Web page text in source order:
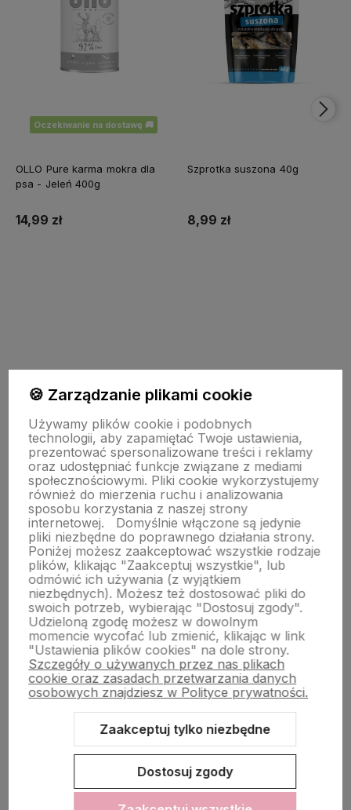
Oczekiwanie na dostawę 🚚
OLLO Pure karma mokra dla
psa - Jeleń 400g
14,99 zł
Szprotka suszona 40g
8,99 zł
Zapisz się do newslettera – Wpisz swój adres e-mail
polityce prywatności
O nas
Obsługa klienta
Pomoc
🍪 Zarządzanie plikami cookie
Używamy plików cookie i podobnych
technologii, aby zapamiętać Twoje ustawienia,
prezentować spersonalizowane treści i reklamy
oraz udostępniać funkcje związane z mediami
społecznościowymi. Pliki cookie wykorzystujemy
również do mierzenia ruchu i analizowania
sposobu korzystania z naszej strony
internetowej.
Domyślnie włączone są jedynie
pliki niezbędne do poprawnego działania strony.
Poniżej możesz zaakceptować wszystkie rodzaje
plików, klikając "Zaakceptuj wszystkie", lub
odmówić ich używania (z wyjątkiem
niezbędnych). Możesz też dostosować pliki do
swoich potrzeb, wybierając "Dostosuj zgody".
Udzieloną zgodę możesz w dowolnym
momencie wycofać lub zmienić, klikając w link
"Ustawienia plików cookies" na dole strony.
Szczegóły o używanych przez nas plikach
cookie oraz zasadach przetwarzania danych
osobowych znajdziesz w Polityce prywatności.
Zaakceptuj tylko niezbędne
Dostosuj zgody